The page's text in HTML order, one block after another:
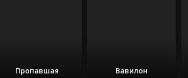
Пропавшая Вавилон